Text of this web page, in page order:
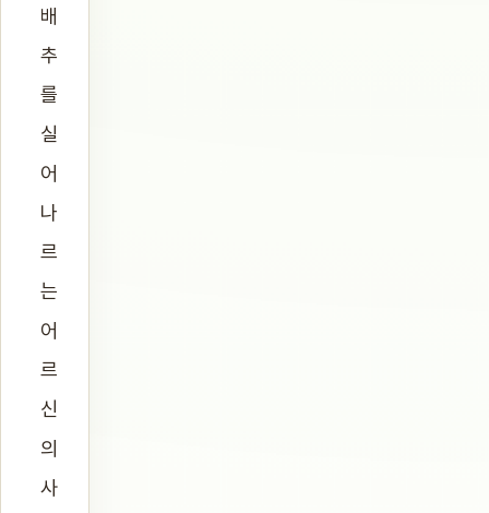
배
추
를
실
어
나
르
는
어
르
신
의
사